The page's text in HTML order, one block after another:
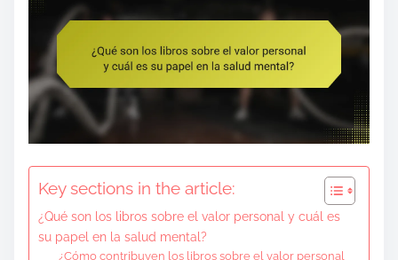
Key sections in the article:
¿Qué son los libros sobre el valor personal y cuál es
su papel en la salud mental?
¿Cómo contribuyen los libros sobre el valor personal